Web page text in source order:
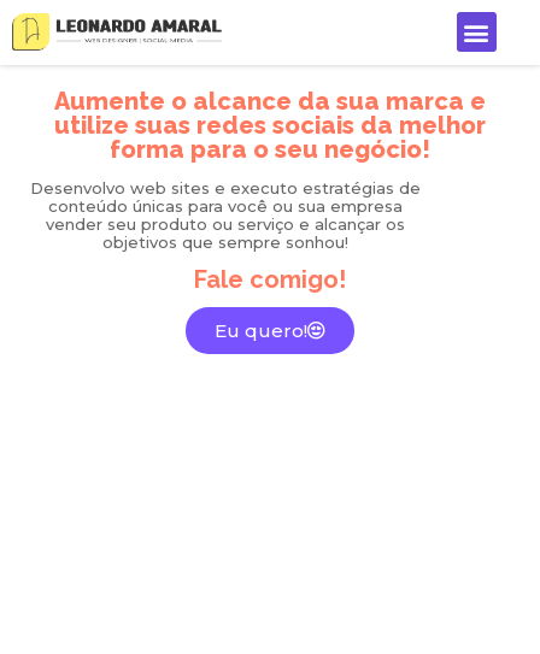
Aumente o alcance da sua marca e
utilize suas redes sociais da melhor
forma para o seu negócio!
Desenvolvo web sites e executo estratégias de
conteúdo únicas para você ou sua empresa
vender seu produto ou serviço e alcançar os
objetivos que sempre sonhou!
Fale comigo!
Eu quero!